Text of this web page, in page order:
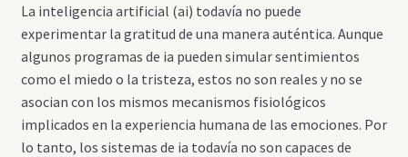
La inteligencia artificial (ai) todavía no puede
experimentar la gratitud de una manera auténtica. Aunque
algunos programas de ia pueden simular sentimientos
como el miedo o la tristeza, estos no son reales y no se
asocian con los mismos mecanismos fisiológicos
implicados en la experiencia humana de las emociones. Por
lo tanto, los sistemas de ia todavía no son capaces de